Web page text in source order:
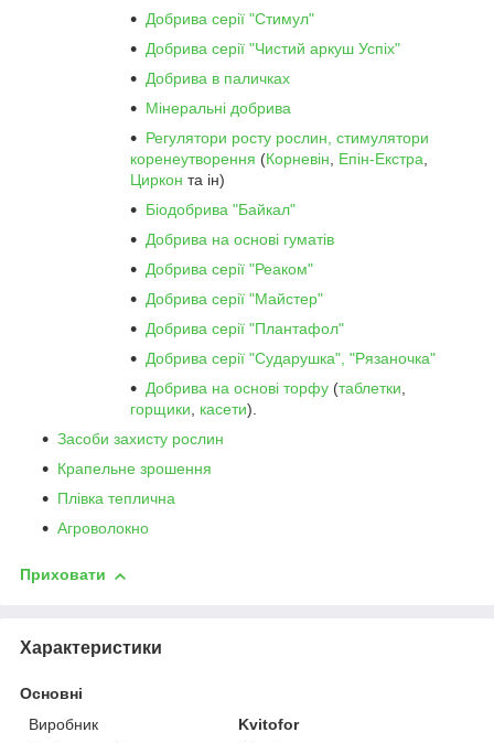
Добрива серії "Стимул"
Добрива серії "Чистий аркуш Успіх"
Добрива в паличках
Мінеральні добрива
Регулятори росту рослин, стимулятори
коренеутворення (Корневін, Епін-Екстра,
Циркон та ін)
Біодобрива "Байкал"
Добрива на основі гуматів
Добрива серії "Реаком"
Добрива серії "Майстер"
Добрива серії "Плантафол"
Добрива серії "Сударушка", "Рязаночка"
Добрива на основі торфу (таблетки,
горщики, касети).
Засоби захисту рослин
Крапельне зрошення
Плівка теплична
Агроволокно
Приховати
Характеристики
Основні
Виробник
Kvitofor